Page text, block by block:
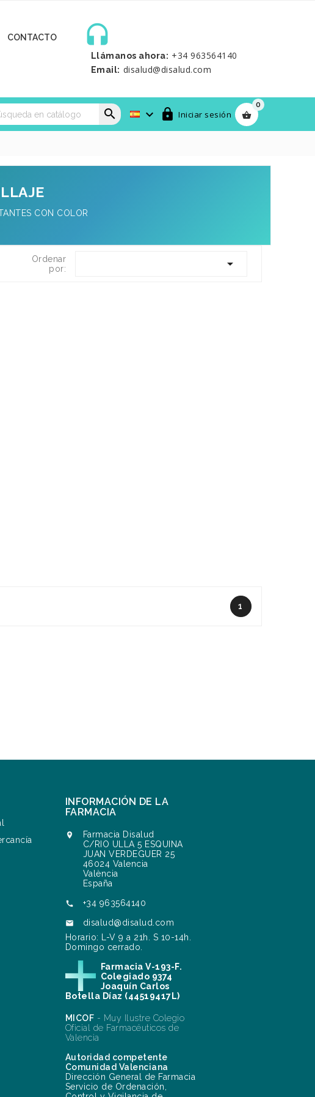
CONTACTO 
Llámanos ahora: +34 963564140
Email: disalud@disalud.com

0
 Iniciar sesión


CON COLOR
Ordenar
por:

1
INFORMACIÓN DE LA
FARMACIA

Farmacia Disalud
C/RIO ULLA 5 ESQUINA
JUAN VERDEGUER 25
46024 Valencia
València
España
 +34 963564140

disalud@disalud.com
Horario: L-V 9 a 21h. S 10-14h.
Domingo cerrado.
Farmacia V-193-F.
Colegiado 9374
Joaquín Carlos
Botella Díaz (44519417L)
MICOF - Muy Ilustre Colegio
Oficial de Farmacéuticos de
Valencia
Autoridad competente
Comunidad Valenciana
Dirección General de Farmacia
Servicio de Ordenación,